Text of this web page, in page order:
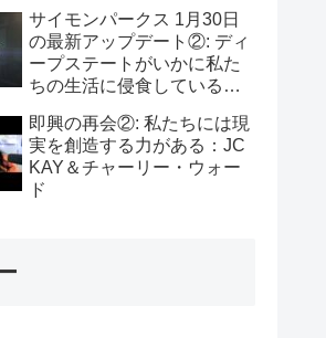
サイモンパークス 1月30日
の最新アップデート②: ディ
ープステートがいかに私た
ちの生活に侵食しているか
即興の再会②: 私たちには現
実を創造する力がある：JC
KAY＆チャーリー・ウォー
ド